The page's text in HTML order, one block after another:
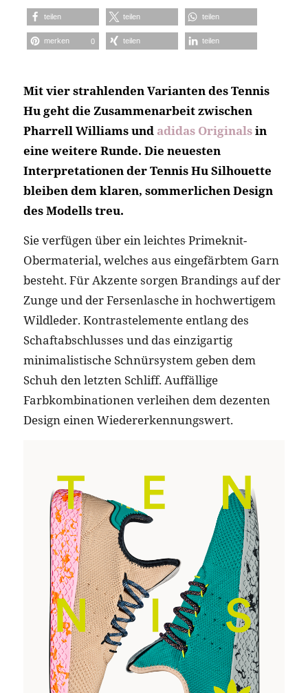
teilen teilen teilen
merken 0 teilen teilen
Mit vier strahlenden Varianten des Tennis
Hu geht die Zusammenarbeit zwischen
Pharrell Williams und adidas Originalsin
eine weitere Runde. Die neuesten
Interpretationen der Tennis Hu Silhouette
bleiben dem klaren, sommerlichen Design
des Modells treu.
Sie verfügen über ein leichtes Primeknit-
Obermaterial, welches aus eingefärbtem Garn
besteht. Für Akzente sorgen Brandings auf der
Zunge und der Fersenlasche in hochwertigem
Wildleder. Kontrastelemente entlang des
Schaftabschlusses und das einzigartig
minimalistische Schnürsystem geben dem
Schuh den letzten Schliff. Auffällige
Farbkombinationen verleihen dem dezenten
Design einen Wiedererkennungswert.